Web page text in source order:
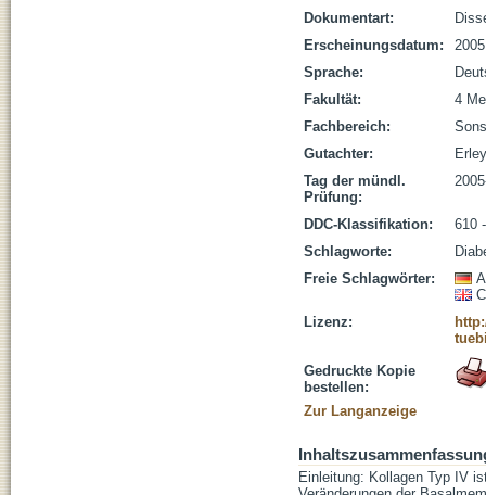
Dokumentart:
Erscheinungsdatum:
2005
Sprache:
Fakultät:
4
Fachbereich:
Gutachter:
Tag der mündl.
Prüfung:
DDC-Klassifikation:
610
Schlagworte:
Freie Schlagwörter:
Lizenz:
Gedruckte Kopie
bestellen:
Zur Langanzeige
Einleitung: Kollagen Typ IV